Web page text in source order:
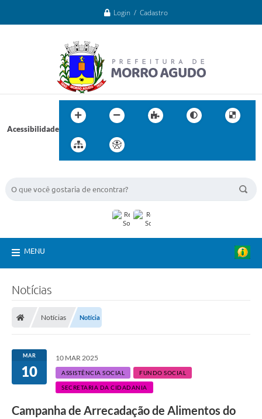
Login / Cadastro
Acessibilidade
MENU
Notícias
Notícias Notícia
MAR
10
10 MAR 2025
ASSISTÊNCIA SOCIAL FUNDO SOCIAL
SECRETARIA DA CIDADANIA
Campanha de Arrecadação de Alimentos do